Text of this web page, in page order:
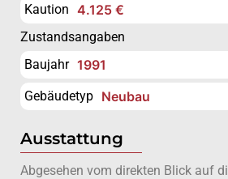
Kaution 4.125 €
Zustandsangaben
Baujahr 1991
Gebäudetyp Neubau
Ausstattung
Abgesehen vom direkten Blick auf